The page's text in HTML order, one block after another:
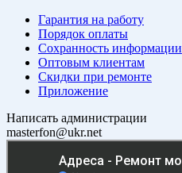
Гарантия на работу
Порядок оплаты
Сохранность информации
Оптовым клиентам
Скидки при ремонте
Приложение
Написать администрации
masterfon@ukr.net